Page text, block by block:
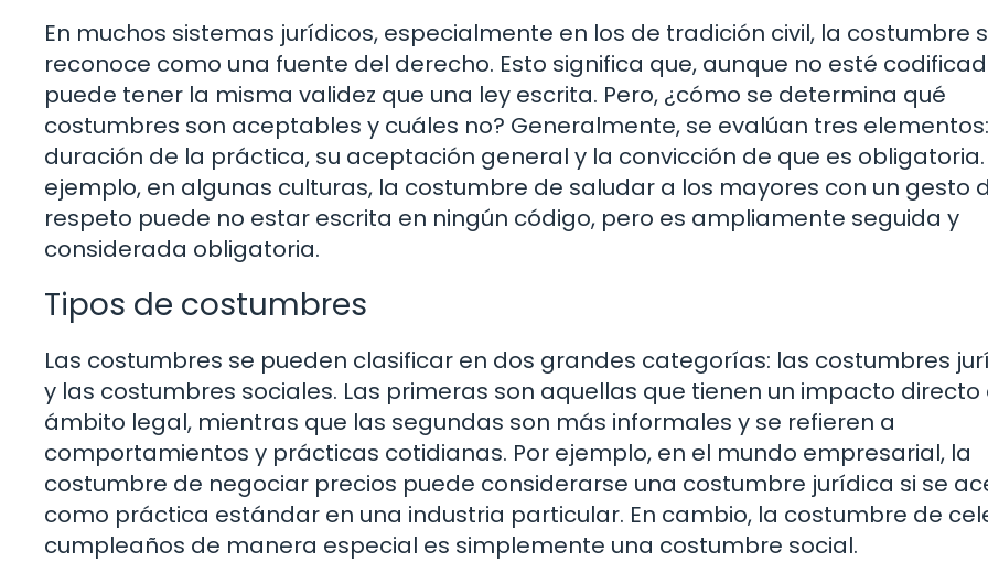
En muchos sistemas jurídicos, especialmente en los de tradición civil, la costumbre
reconoce como una fuente del derecho. Esto significa que, aunque no esté
puede tener la misma validez que una ley escrita. Pero, ¿cómo se determina qué
costumbres son aceptables y cuáles no? Generalmente, se evalúan tres
duración de la práctica, su aceptación general y la convicción de que es obligatoria.
ejemplo, en algunas culturas, la costumbre de saludar a los mayores con un gesto
respeto puede no estar escrita en ningún código, pero es ampliamente seguida y
considerada obligatoria.
Tipos de costumbres
Las costumbres se pueden clasificar en dos grandes categorías: las costumbres
y las costumbres sociales. Las primeras son aquellas que tienen un impacto directo
ámbito legal, mientras que las segundas son más informales y se refieren a
comportamientos y prácticas cotidianas. Por ejemplo, en el mundo empresarial, la
costumbre de negociar precios puede considerarse una costumbre jurídica si se
como práctica estándar en una industria particular. En cambio, la costumbre de
cumpleaños de manera especial es simplemente una costumbre social.